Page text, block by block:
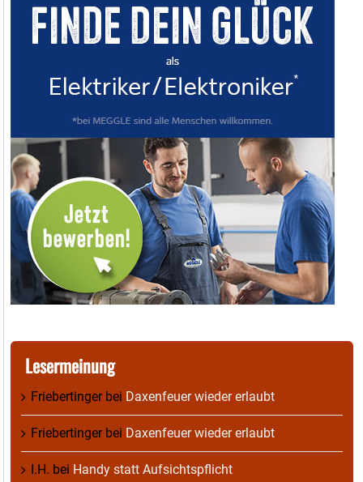
Lesermeinung
Friebertingerbei Daxenfeuer wieder erlaubt
Friebertingerbei Daxenfeuer wieder erlaubt
I.H. bei Handy statt Aufsichtspflicht